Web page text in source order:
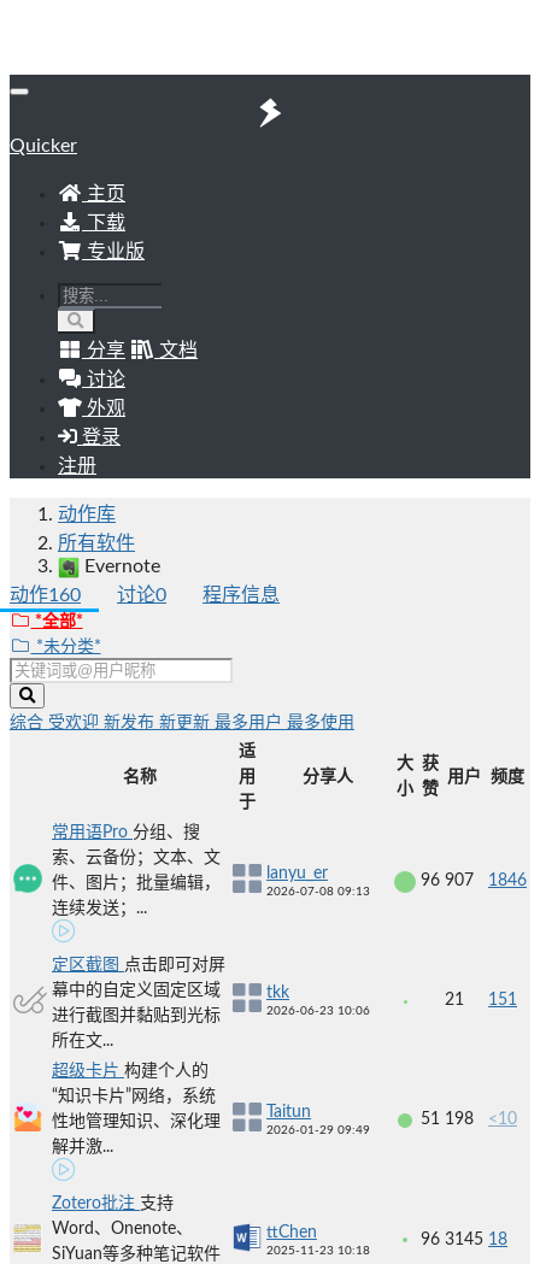
Quicker
主页
下载
专业版
分享
文档
讨论
外观
登录
注册
动作库
所有软件
Evernote
动作160 讨论0 程序信息
*全部*
*未分类*
综合 受欢迎 新发布 新更新 最多用户 最多使用
名称
适
用
于
分享人
大
小
获
赞
用户 频度
常用语Pro 分组、搜
索、云备份；文本、文
件、图片；批量编辑，
连续发送；...
lanyu_er
2026-07-08 09:13
96 907 1846
定区截图 点击即可对屏
幕中的自定义固定区域
进行截图并黏贴到光标
所在文...
tkk
2026-06-23 10:06
21 151
超级卡片 构建个人的
“知识卡片”网络，系统
性地管理知识、深化理
解并激...
Taitun
2026-01-29 09:49
51 198 <10
Zotero批注 支持
Word、Onenote、
SiYuan等多种笔记软件
ttChen
2025-11-23 10:18
96 3145 18